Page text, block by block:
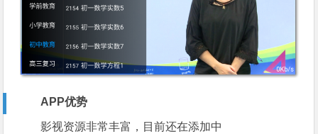
APP优势
影视资源非常丰富，目前还在添加中